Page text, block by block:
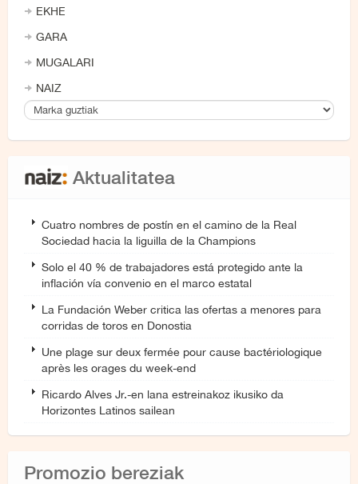
EKHE
GARA
MUGALARI
NAIZ
Aktualitatea
Cuatro nombres de postín en el camino de la Real
Sociedad hacia la liguilla de la Champions
Solo el 40 % de trabajadores está protegido ante la
inflación vía convenio en el marco estatal
La Fundación Weber critica las ofertas a menores para
corridas de toros en Donostia
Une plage sur deux fermée pour cause bactériologique
après les orages du week-end
Ricardo Alves Jr.-en lana estreinakoz ikusiko da
Horizontes Latinos sailean
Promozio bereziak